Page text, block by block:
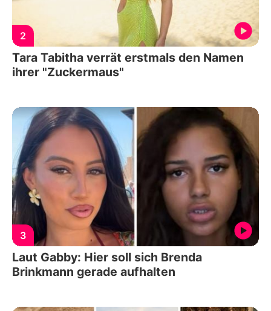
2
Tara Tabitha verrät erstmals den Namen
ihrer "Zuckermaus"
3
Laut Gabby: Hier soll sich Brenda
Brinkmann gerade aufhalten